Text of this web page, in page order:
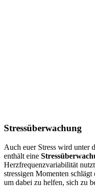
Stressüberwachung
Auch euer Stress wird unter
enthält eine
Herzfrequenzvariabilität
stressigen Momenten
um dabei zu helfen, sich zu